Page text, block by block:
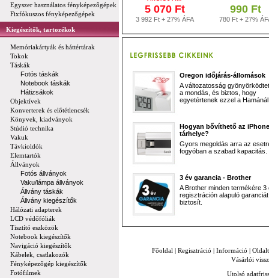
Egyszer használatos fényképezőgépek
Fixfókuszos fényképezőgépek
Kiegészítők, tartozékok
Memóriakártyák és háttértárak
Tokok
Táskák
Fotós táskák
Notebook táskák
Hátizsákok
Objektívek
Konverterek és előtétlencsék
Könyvek, kiadványok
Stúdió technika
Vakuk
Távkioldók
Elemtartók
Állványok
Fotós állványok
Vaku/lámpa állványok
Állvány táskák
Állvány kiegészítők
Hálózati adapterek
LCD védőfóliák
Tisztító eszközök
Notebook kiegészítők
Navigáció kiegészítők
Kábelek, csatlakozók
Fényképezőgép kiegészítők
Fotófilmek
5 070 Ft
3 992 Ft + 27% ÁFA
990 Ft
780 Ft + 27%
Oregon időjárás-állomások
A változatosság
a mondás, és biztos, hogy
egyetértenek ezzel a
Hogyan bővíthető az iPhone
tárhelye?
Gyors megoldás arra az
fogyóban a szabad kapacitás.
3 év garancia - Brother
A Brother minden termékére 3
regisztráción alapuló garanciát
biztosít.
Főoldal | Regisztráció | Információ |
Vásárlói
Utolsó